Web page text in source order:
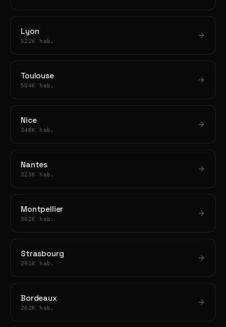
Lyon
522K hab.
Toulouse
504K hab.
Nice
348K hab.
Nantes
323K hab.
Montpellier
302K hab.
Strasbourg
291K hab.
Bordeaux
262K hab.